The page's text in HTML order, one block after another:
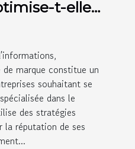
t-elle
marque constitue un
souhaitant se
dans le
des stratégies
la réputation de ses